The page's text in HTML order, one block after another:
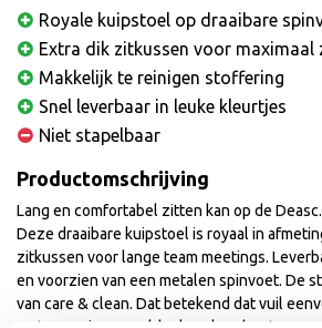
Royale kuipstoel op draaibare
Extra dik zitkussen voor
Makkelijk te reinigen stoffering
Snel leverbaar in leuke kleurtjes
Niet stapelbaar
Productomschrijving
Lang en comfortabel zitten kan op de
Deze draaibare kuipstoel is royaal in
zitkussen voor lange team meetings.
en voorzien van een metalen spinvoet. De
van care & clean. Dat betekend dat vuil